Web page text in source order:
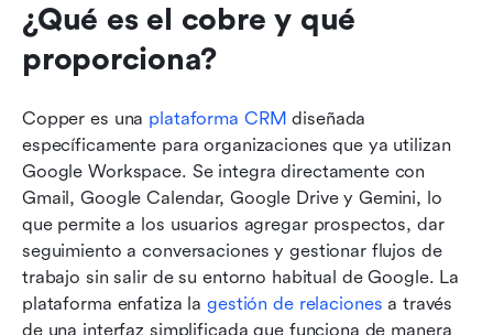
¿Qué es el cobre y qué
proporciona?
Copper es una plataforma CRM diseñada
específicamente para organizaciones que ya utilizan
Google Workspace. Se integra directamente con
Gmail, Google Calendar, Google Drive y Gemini, lo
que permite a los usuarios agregar prospectos, dar
seguimiento a conversaciones y gestionar flujos de
trabajo sin salir de su entorno habitual de Google. La
plataforma enfatiza la gestión de relaciones a través
de una interfaz simplificada que funciona de manera